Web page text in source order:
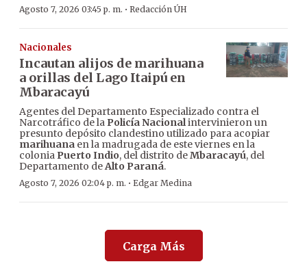
Agosto 7, 2026 03:45 p. m. · Redacción ÚH
Nacionales
Incautan alijos de marihuana
a orillas del Lago Itaipú en
Mbaracayú
Agentes del Departamento Especializado contra el
Narcotráfico de la Policía Nacionalintervinieron un
presunto depósito clandestino utilizado para acopiar
marihuana en la madrugada de este viernes en la
colonia Puerto Indio, del distrito deMbaracayú, del
Departamento deAlto Paraná.
Agosto 7, 2026 02:04 p. m. · Edgar Medina
Carga Más